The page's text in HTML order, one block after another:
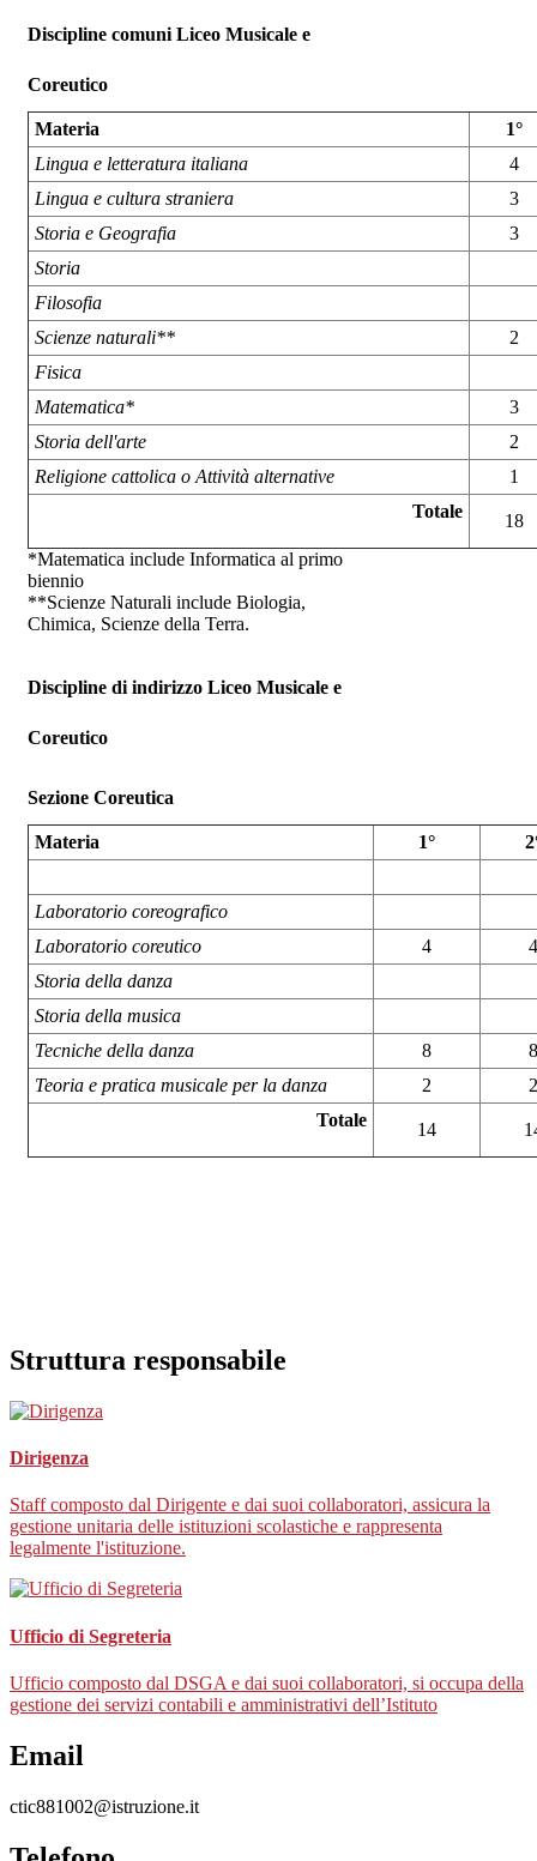
Discipline comuni Liceo Musicale e
Coreutico
Materia
1°
Lingua e letteratura italiana
4
Lingua e cultura straniera
3
Storia e Geografia
3
Storia
Filosofia
Scienze naturali**
2
Fisica
Matematica*
3
Storia dell'arte
2
Religione cattolica o Attività alternative
1
Totale
18
*Matematica include Informatica al primo
biennio
**Scienze Naturali include Biologia,
Chimica, Scienze della Terra.
Discipline di indirizzo Liceo Musicale e
Coreutico
Sezione Coreutica
Materia 1°
Laboratorio coreografico
Laboratorio coreutico
4
4
Storia della danza
Storia della musica
Tecniche della danza
8
8
Teoria e pratica musicale per la danza
2
2
Totale
14
Struttura responsabile
Dirigenza
Staff composto dal Dirigente e dai suoi collaboratori, assicura la
gestione unitaria delle istituzioni scolastiche e rappresenta
legalmente l'istituzione.
Ufficio di Segreteria
Ufficio composto dal DSGA e dai suoi collaboratori, si occupa della
gestione dei servizi contabili e amministrativi dell’Istituto
Email
ctic881002@istruzione.it